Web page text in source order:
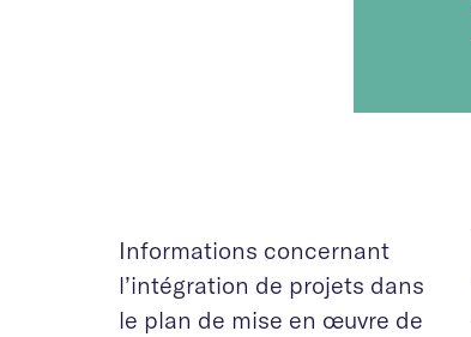
Informations concernant
l’intégration de projets dans
le plan de mise en œuvre de